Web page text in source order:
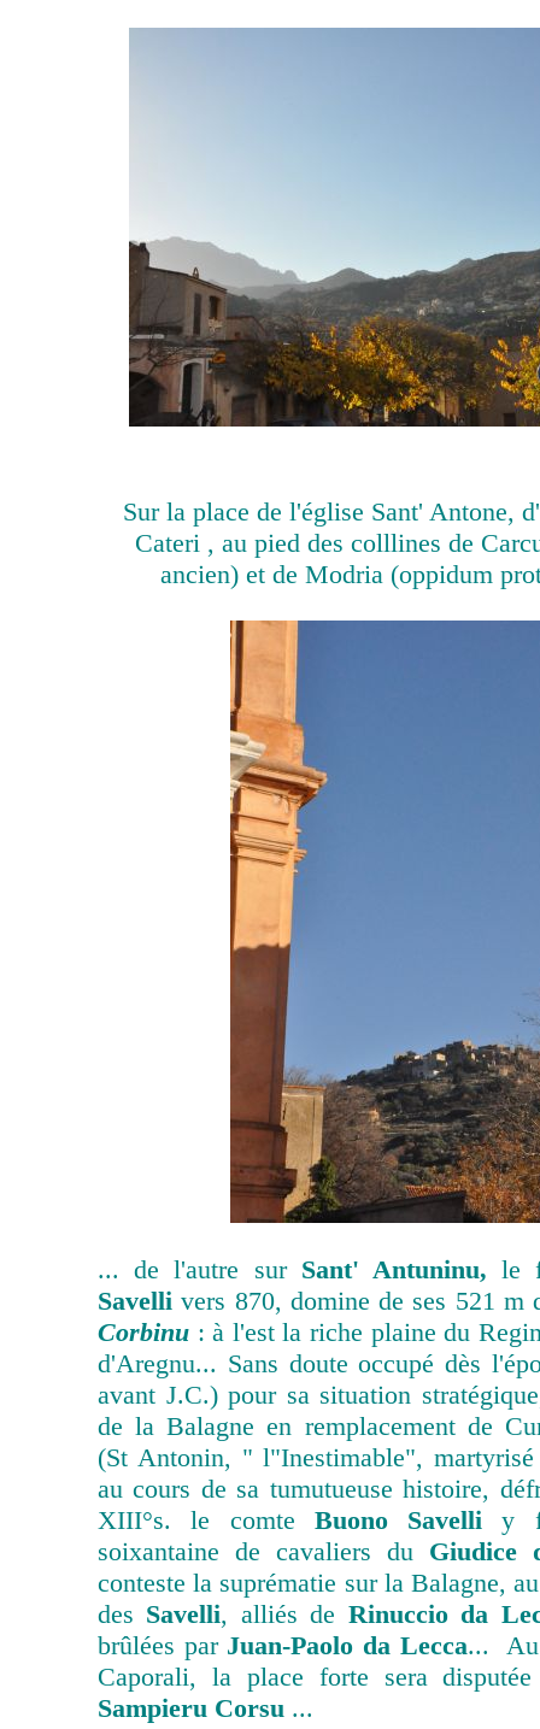
Sur la place de l'église Sant' Antone,
Cateri , au pied des colllines de
ancien) et de Modria (oppidum
... de l'autre surSant' Antuninu, le
Savelli vers 870, domine de ses 521 m
Corbinu : à l'est la riche plaine du
d'Aregnu... Sans doute occupé dès
avant J.C.) pour sa situation
de la Balagne en remplacement de
(St Antonin, " l"Inestimable",
au cours de sa tumutueuse histoire,
XIII°s. le comte Buono Savelli y
soixantaine de cavaliers du Giudice
conteste la suprématie sur la Balagne,
des Savelli, alliés de Rinuccio da
brûlées par Juan-Paolo da Lecca... Au
Caporali, la place forte sera
Sampieru Corsu ...